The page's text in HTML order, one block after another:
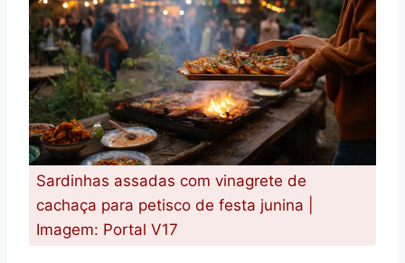
Sardinhas assadas com vinagrete de
cachaça para petisco de festa junina |
Imagem: Portal V17